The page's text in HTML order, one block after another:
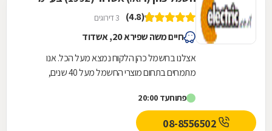
(4.8) 3 דירוגים
חיים משה שפירא 20, אשדוד
אצלנו בחשמל כהן הלקוח נמצא מעל הכל. אנו
מתמחים בתחום מוצרי החשמל מעל 40 שנים,
ואלקטרוניקה בארץ. כל...
פתוחעד 20:00